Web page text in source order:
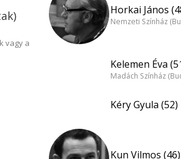
vagy a
Horkai János
Nemzeti Színház
Kelemen Éva
Madách Színház
Kéry Gyula (52)
Kun Vilmos (46)